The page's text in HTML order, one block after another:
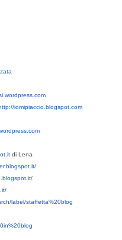
iomipiaccio.blogspot.com
di Lena
label/staffetta%20blog